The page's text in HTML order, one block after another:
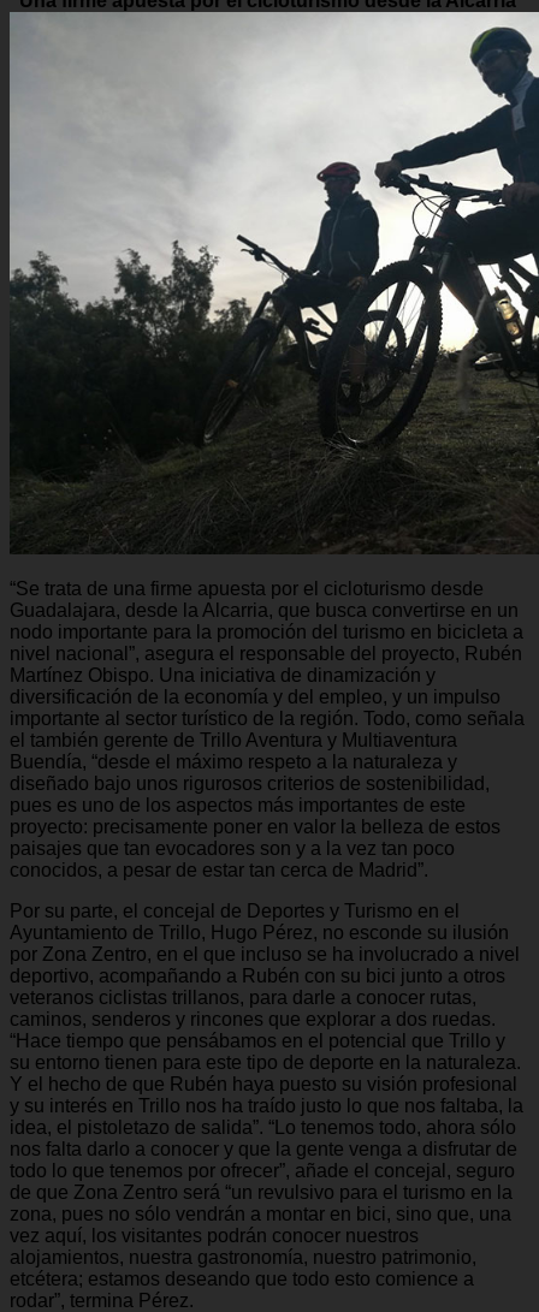
“Se trata de una firme apuesta por el cicloturismo desde
Guadalajara, desde la Alcarria, que busca convertirse en un
nodo importante para la promoción del turismo en bicicleta a
nivel nacional”, asegura el responsable del proyecto, Rubén
Martínez Obispo. Una iniciativa de dinamización y
diversificación de la economía y del empleo, y un impulso
importante al sector turístico de la región. Todo, como señala
el también gerente de Trillo Aventura y Multiaventura
Buendía, “desde el máximo respeto a la naturaleza y
diseñado bajo unos rigurosos criterios de sostenibilidad,
pues es uno de los aspectos más importantes de este
proyecto: precisamente poner en valor la belleza de estos
paisajes que tan evocadores son y a la vez tan poco
conocidos, a pesar de estar tan cerca de Madrid”.
Por su parte, el concejal de Deportes y Turismo en el
Ayuntamiento de Trillo, Hugo Pérez, no esconde su ilusión
por Zona Zentro, en el que incluso se ha involucrado a nivel
deportivo, acompañando a Rubén con su bici junto a otros
veteranos ciclistas trillanos, para darle a conocer rutas,
caminos, senderos y rincones que explorar a dos ruedas.
“Hace tiempo que pensábamos en el potencial que Trillo y
su entorno tienen para este tipo de deporte en la naturaleza.
Y el hecho de que Rubén haya puesto su visión profesional
y su interés en Trillo nos ha traído justo lo que nos faltaba, la
idea, el pistoletazo de salida”. “Lo tenemos todo, ahora sólo
nos falta darlo a conocer y que la gente venga a disfrutar de
todo lo que tenemos por ofrecer”, añade el concejal, seguro
de que Zona Zentro será “un revulsivo para el turismo en la
zona, pues no sólo vendrán a montar en bici, sino que, una
vez aquí, los visitantes podrán conocer nuestros
alojamientos, nuestra gastronomía, nuestro patrimonio,
etcétera; estamos deseando que todo esto comience a
rodar”, termina Pérez.